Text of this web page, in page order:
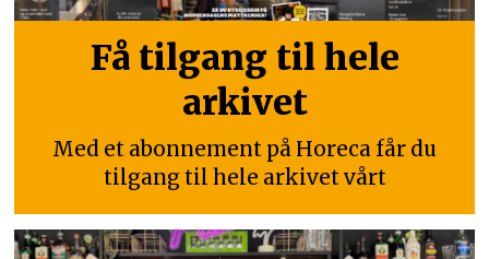
Få tilgang til hele
arkivet
Med et abonnement på Horeca får du
tilgang til hele arkivet vårt